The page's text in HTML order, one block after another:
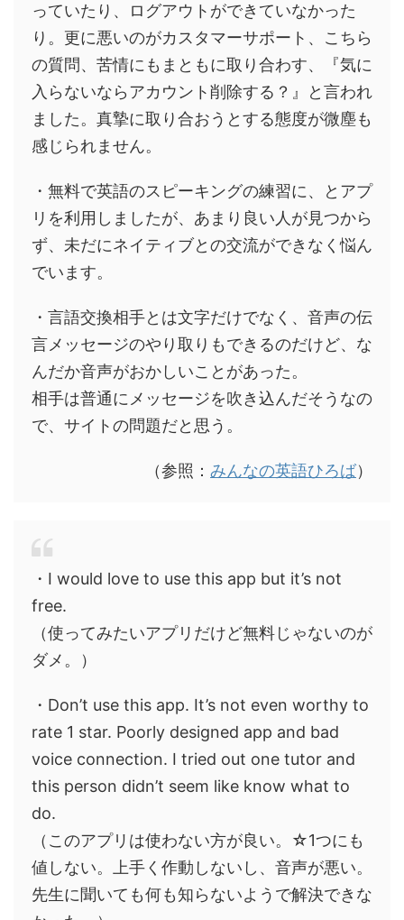
っていたり、ログアウトができていなかった
り。更に悪いのがカスタマーサポート、こちら
の質問、苦情にもまともに取り合わす、『気に
入らないならアカウント削除する？』と言われ
ました。真摯に取り合おうとする態度が微塵も
感じられません。
・無料で英語のスピーキングの練習に、とアプ
リを利用しましたが、あまり良い人が見つから
ず、未だにネイティブとの交流ができなく悩ん
でいます。
・言語交換相手とは文字だけでなく、音声の伝
言メッセージのやり取りもできるのだけど、な
んだか音声がおかしいことがあった。
相手は普通にメッセージを吹き込んだそうなの
で、サイトの問題だと思う。
（参照： みんなの英語ひろば）
・I would love to use this app but it’s not
free.
（使ってみたいアプリだけど無料じゃないのが
ダメ。）
・Don’t use this app. It’s not even worthy to
rate 1 star. Poorly designed app and bad
voice connection. I tried out one tutor and
this person didn’t seem like know what to
do.
（このアプリは使わない方が良い。☆1つにも
値しない。上手く作動しないし、音声が悪い。
先生に聞いても何も知らないようで解決できな